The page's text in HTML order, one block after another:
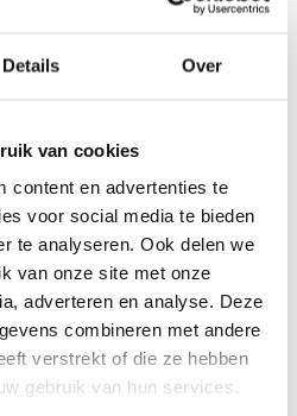
Details Over
van cookies
content en advertenties te
voor social media te bieden
te analyseren. Ook delen we
van onze site met onze
adverteren en analyse. Deze
combineren met andere
verstrekt of die ze hebben
gebruik van hun services.